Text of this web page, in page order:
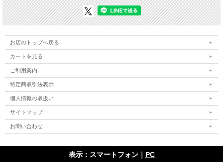
お店のトップへ戻る
カートを見る
ご利用案内
特定商取引法表示
個人情報の取扱い
サイトマップ
お問い合わせ
表示：スマートフォン｜ PC